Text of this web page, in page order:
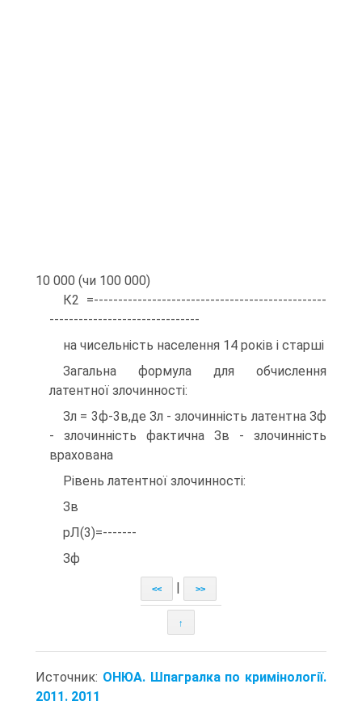
10 000 (чи 100 000)
К2 =------------------------------------------------
-------------------------------
на чисельність населення 14 років і старші
Загальна формула для обчислення
латентної злочинності:
Зл = 3ф-3в,де Зл - злочинність латентна Зф
- злочинність фактична Зв - злочинність
врахована
Рівень латентної злочинності:
Зв
рЛ(3)=-------
Зф
<< >>
↑
Источник: ОНЮА. Шпагралка по кримінології.
2011. 2011